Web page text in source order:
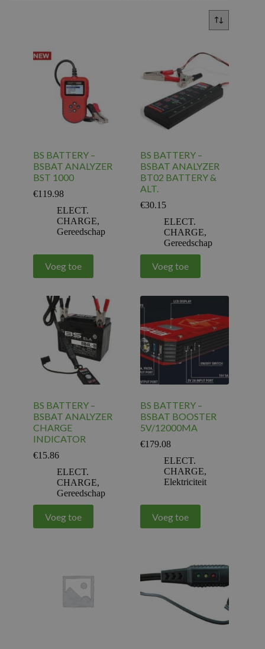
BS BATTERY –
BSBAT ANALYZER
BST 1000
€119.98
ELECT.
CHARGE,
Gereedschap
Voeg toe
BS BATTERY –
BSBAT ANALYZER
BT02 BATTERY &
ALT.
€30.15
ELECT.
CHARGE,
Gereedschap
Voeg toe
BS BATTERY –
BSBAT ANALYZER
CHARGE
INDICATOR
€15.86
ELECT.
CHARGE,
Gereedschap
Voeg toe
BS BATTERY –
BSBAT BOOSTER
5V/12000MA
€179.08
ELECT.
CHARGE,
Elektriciteit
Voeg toe